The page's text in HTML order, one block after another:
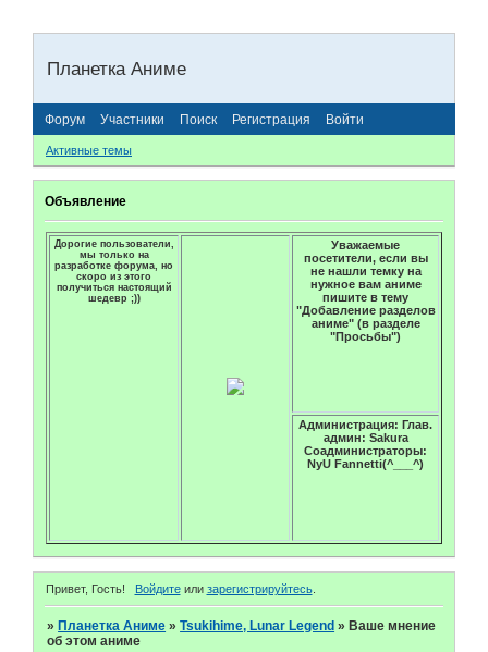
Планетка Аниме
Форум Участники Поиск Регистрация Войти
Активные темы
Объявление
Дорогие пользователи,
мы только на
разработке форума, но
скоро из этого
получиться настоящий
шедевр ;))
Уважаемые
посетители, если вы
не нашли темку на
нужное вам аниме
пишите в тему
"Добавление разделов
аниме" (в разделе
"Просьбы")
Администрация: Глав.
админ: Sakura
Соадминистраторы:
NyU Fannetti(^___^)
Привет, Гость! Войдитеили зарегистрируйтесь.
» Планетка Аниме »Tsukihime, Lunar Legend » Ваше мнение
об этом аниме